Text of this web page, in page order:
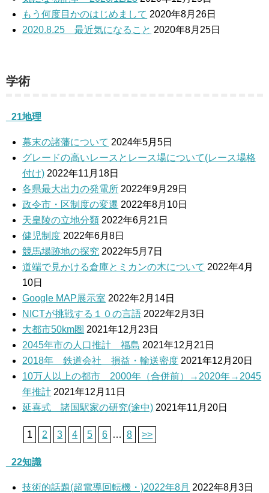
もう何度目かのはじめまして 2020年8月26日
2020.8.25 最近気になること 2020年8月25日
学術
_21地理
幕末の諸藩について 2024年5月5日
グレードの高いレースとレース場について(レース場格
付け) 2022年11月18日
各県最大出力の発電所 2022年9月29日
政令市・区制度の変遷 2022年8月10日
天皇陵の立地分類 2022年6月21日
健児制度 2022年6月8日
競馬場跡地の探究 2022年5月7日
道端で見かける倉庫とミカンの木について 2022年4月
10日
Google MAP展示室 2022年2月14日
NICTが挑戦する１０の言語 2022年2月3日
大都市50km圏 2021年12月23日
2045年市の人口推計 福島 2021年12月21日
2018年 鉄道会社 損益・輸送密度 2021年12月20日
10万人以上の都市 2000年（合併前）→2020年→2045
年推計 2021年12月11日
延喜式 諸国駅家の研究(途中) 2021年11月20日
1 2 3 4 5 6 … 8 >>
_22知識
技術的話題(超電導回転機・)2022年8月 2022年8月3日